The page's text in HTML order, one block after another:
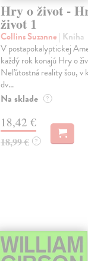
Hry o život -
život 1
Collins Suzanne | Kniha
V postapokalyptickej
každý rok konajú Hry o
Neľútostná reality šou, v
dv...
Na sklade ?
18,42 €
18,99 € ?